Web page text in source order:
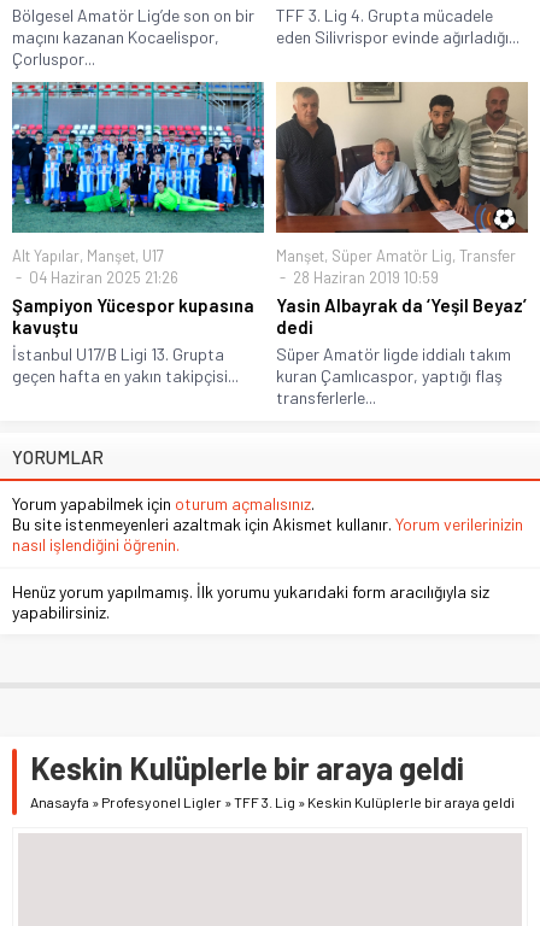
Bölgesel Amatör Lig’de son on bir
maçını kazanan Kocaelispor,
Çorluspor...
TFF 3. Lig 4. Grupta mücadele
eden Silivrispor evinde ağırladığı...
Alt Yapılar, Manşet, U17
04 Haziran 2025 21:26
Şampiyon Yücespor kupasına
kavuştu
İstanbul U17/B Ligi 13. Grupta
geçen hafta en yakın takipçisi...
Manşet, Süper Amatör Lig, Transfer
28 Haziran 2019 10:59
Yasin Albayrak da ‘Yeşil Beyaz’
dedi
Süper Amatör ligde iddialı takım
kuran Çamlıcaspor, yaptığı flaş
transferlerle...
YORUMLAR
Yorum yapabilmek için oturum açmalısınız.
Bu site istenmeyenleri azaltmak için Akismet kullanır. Yorum verilerinizin
nasıl işlendiğini öğrenin.
Henüz yorum yapılmamış. İlk yorumu yukarıdaki form aracılığıyla siz
yapabilirsiniz.
Keskin Kulüplerle bir araya geldi
Anasayfa » Profesyonel Ligler »TFF 3. Lig » Keskin Kulüplerle bir araya geldi